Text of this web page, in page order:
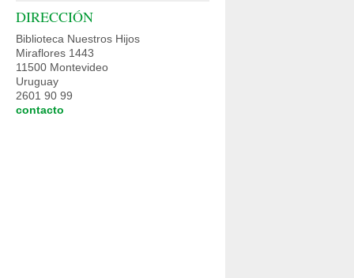
DIRECCIÓN
Biblioteca Nuestros Hijos
Miraflores 1443
11500 Montevideo
Uruguay
2601 90 99
contacto